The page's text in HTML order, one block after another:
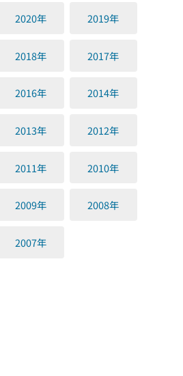
2020年 2019年
2018年 2017年
2016年 2014年
2013年 2012年
2011年 2010年
2009年 2008年
2007年